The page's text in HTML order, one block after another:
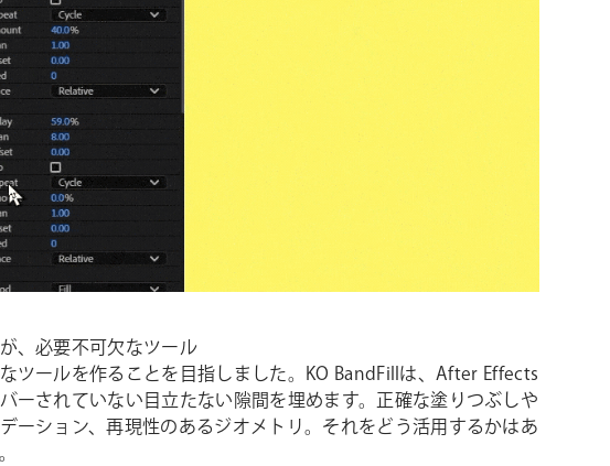
、必要不可欠なツール
ツールを作ることを目指しました。KO BandFillは、After Effects
ーされていない目立たない隙間を埋めます。正確な塗りつぶしや
ーション、再現性のあるジオメトリ。それをどう活用するかはあ